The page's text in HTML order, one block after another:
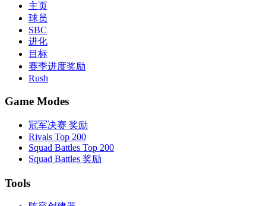
主页
球员
SBC
进化
目标
赛季进度奖励
Rush
Game Modes
冠军决赛 奖励
Rivals Top 200
Squad Battles Top 200
Squad Battles 奖励
Tools